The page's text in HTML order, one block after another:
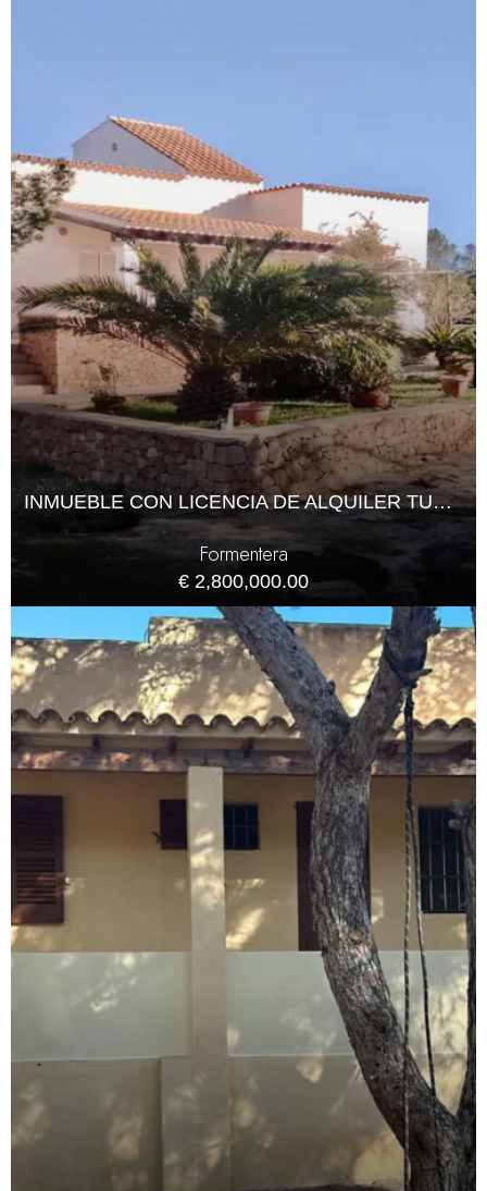
INMUEBLE CON LICENCIA DE ALQUILER TURÍSTICO EN FORMENTERA
Formentera
€ 2,800,000.00